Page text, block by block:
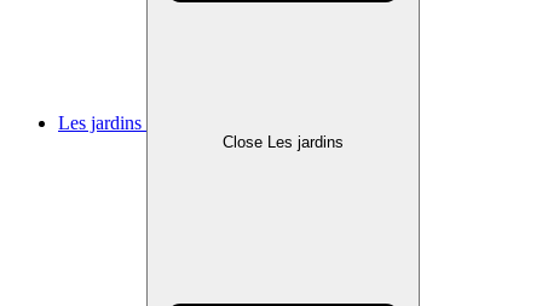
Les jardins
Close Les jardins